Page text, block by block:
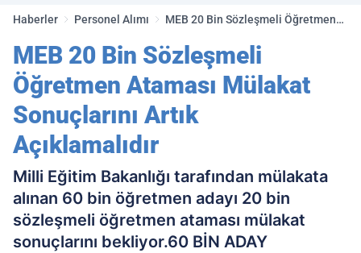
Haberler Personel Alımı
MEB 20 Bin Sözleşmeli Öğretmen
Açıklamalıdır
MEB 20 Bin Sözleşmeli
Öğretmen Ataması Mülakat
Sonuçlarını Artık
Açıklamalıdır
Milli Eğitim Bakanlığı tarafından mülakata
alınan 60 bin öğretmen adayı 20 bin
sözleşmeli öğretmen ataması mülakat
sonuçlarını bekliyor.60 BİN ADAY